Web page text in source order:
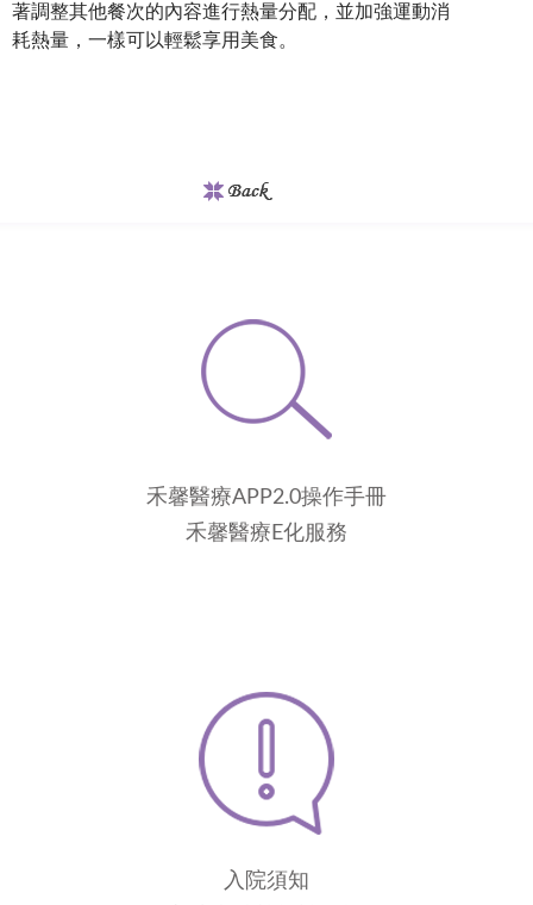
著調整其他餐次的內容進行熱量分配，並加強運動消
耗熱量，一樣可以輕鬆享用美食。
禾馨醫療APP2.0操作手冊
禾馨醫療E化服務
入院須知